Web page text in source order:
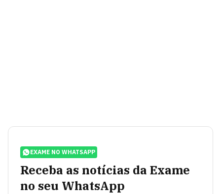
EXAME NO WHATSAPP
Receba as notícias da Exame
no seu WhatsApp